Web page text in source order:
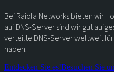
Bei Raiola Networks bieten wir
auf DNS-Server sind wir gut
verteilte DNS-Server weltweit
haben.
Entdecken Sie es!Besuchen Sie